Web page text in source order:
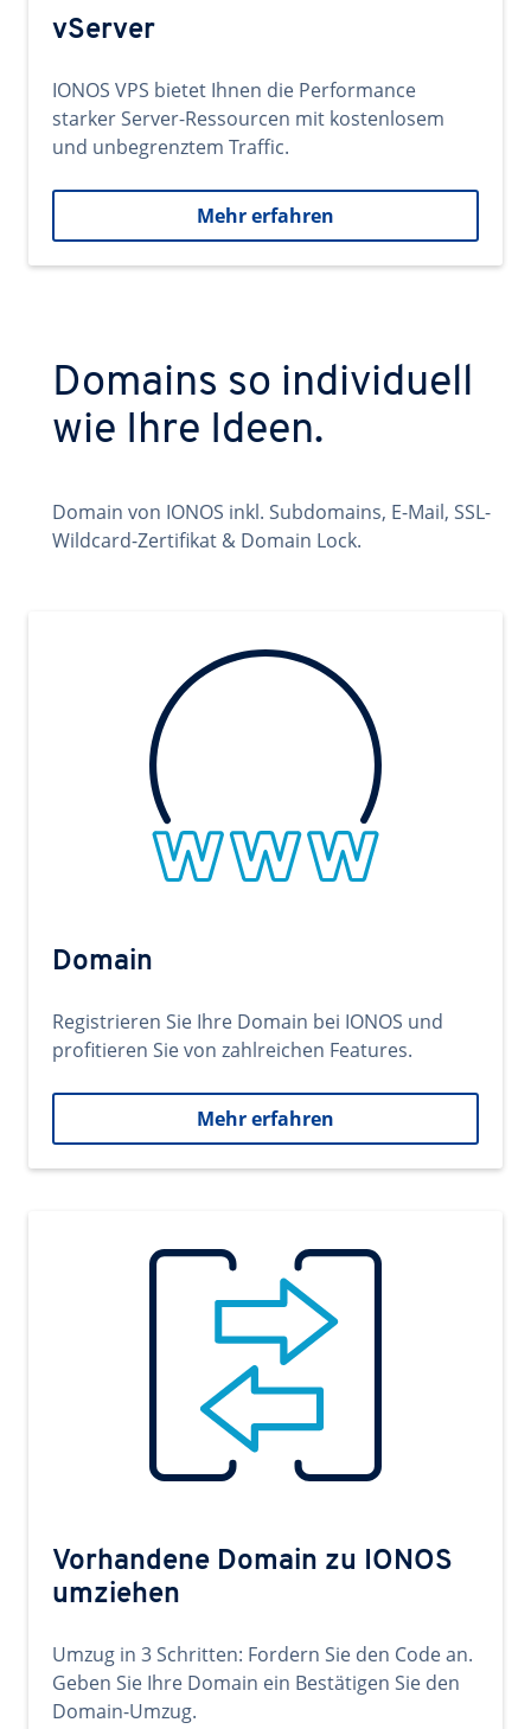
vServer
IONOS VPS bietet Ihnen die Performance
starker Server-Ressourcen mit kostenlosem
und unbegrenztem Traffic.
Mehr erfahren
Domains so individuell
wie Ihre Ideen.
Domain von IONOS inkl. Subdomains, E-Mail, SSL-
Wildcard-Zertifikat & Domain Lock.
Domain
Registrieren Sie Ihre Domain bei IONOS und
profitieren Sie von zahlreichen Features.
Mehr erfahren
Vorhandene Domain zu IONOS
umziehen
Umzug in 3 Schritten: Fordern Sie den Code an.
Geben Sie Ihre Domain ein Bestätigen Sie den
Domain-Umzug.